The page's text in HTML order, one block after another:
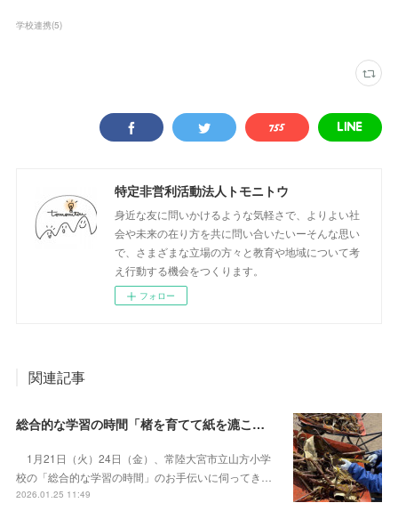
学校連携(5)
特定非営利活動法人トモニトウ
身近な友に問いかけるような気軽さで、よりよい社
会や未来の在り方を共に問い合いたいーそんな思い
で、さまざまな立場の方々と教育や地域について考
え行動する機会をつくります。
フォロー
関連記事
総合的な学習の時間「楮を育てて紙を漉こう」
1月21日（火）24日（金）、常陸大宮市立山方小学
校の「総合的な学習の時間」のお手伝いに伺ってき…
2026.01.25 11:49